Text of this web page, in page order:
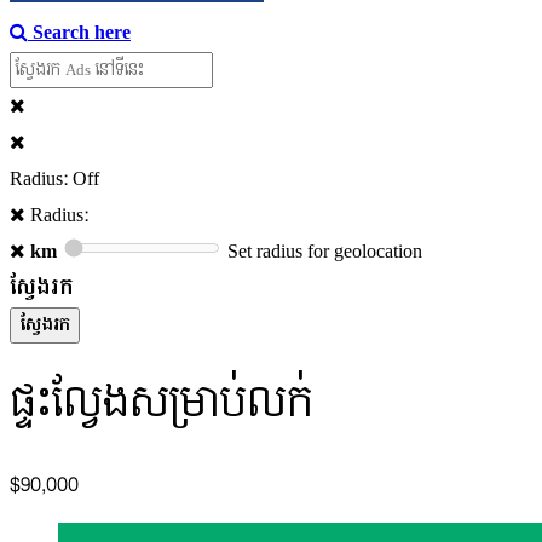
Search here
Radius: Off
Radius:
km
Set radius for geolocation
ស្វែងរក
ផ្ទះល្វែងសម្រាប់លក់
$90,000